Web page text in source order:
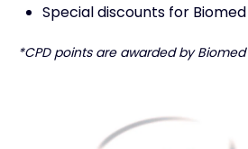
Special discounts for
*CPD points are awarded by Biomed